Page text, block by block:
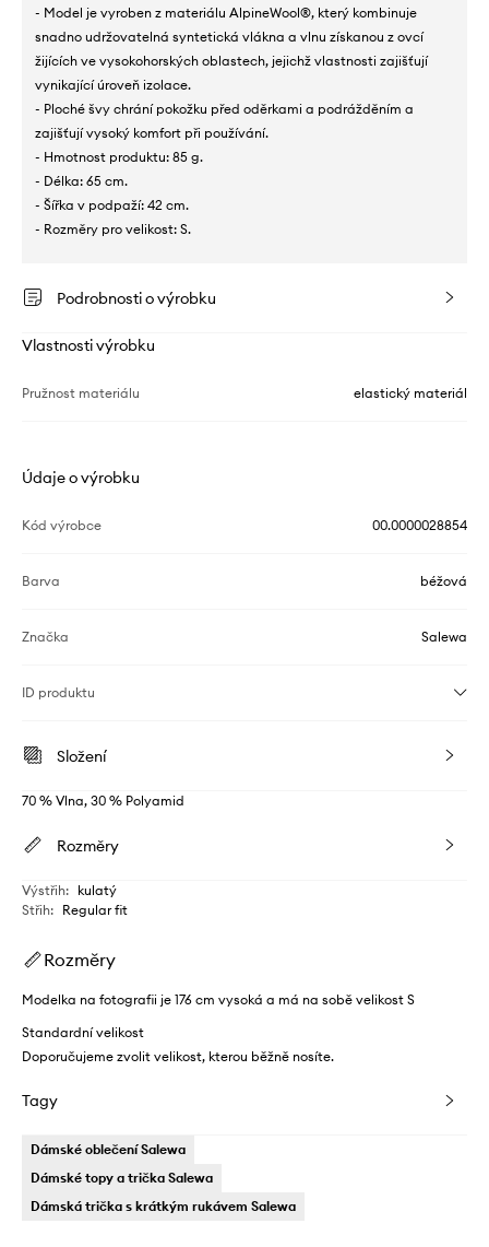
- Model je vyroben z materiálu AlpineWool®, který kombinuje
snadno udržovatelná syntetická vlákna a vlnu získanou z ovcí
žijících ve vysokohorských oblastech, jejichž vlastnosti zajišťují
vynikající úroveň izolace.
- Ploché švy chrání pokožku před oděrkami a podrážděním a
zajišťují vysoký komfort při používání.
- Hmotnost produktu: 85 g.
- Délka: 65 cm.
- Šířka v podpaží: 42 cm.
- Rozměry pro velikost: S.
Podrobnosti o výrobku
Vlastnosti výrobku
Pružnost materiálu elastický materiál
Údaje o výrobku
Kód výrobce 00.0000028854
Barva béžová
Značka Salewa
ID produktu
Složení
70 % Vlna, 30 % Polyamid
Rozměry
Výstřih: kulatý
Střih: Regular fit
Rozměry
Modelka na fotografii je 176 cm vysoká a má na sobě velikost S
Standardní velikost
Doporučujeme zvolit velikost, kterou běžně nosíte.
Tagy
Dámské oblečení Salewa
Dámské topy a trička Salewa
Dámská trička s krátkým rukávem Salewa